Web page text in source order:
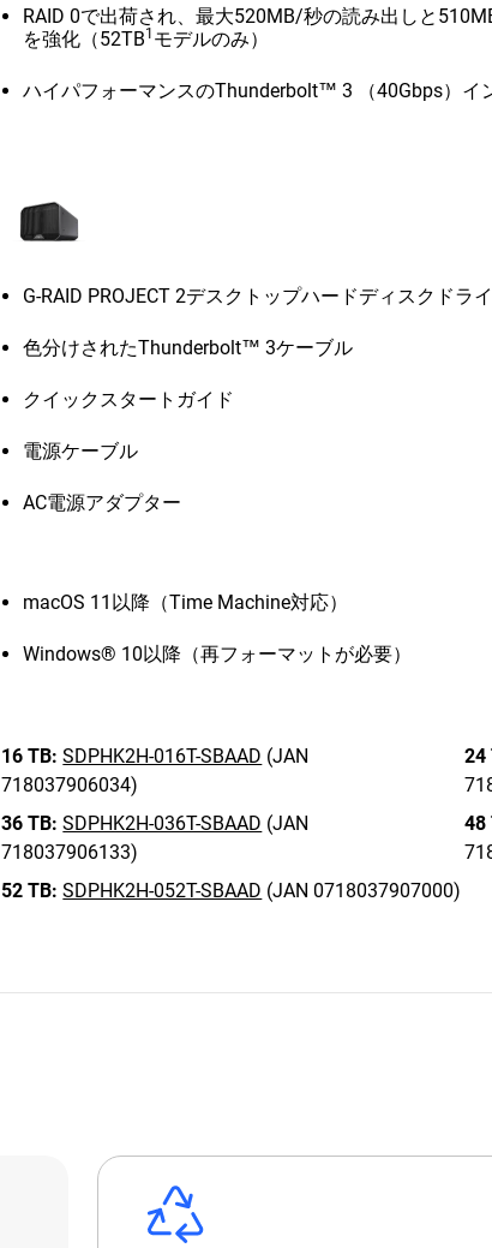
RAID 0で出荷され、最大520MB/秒の読み出しと
を強化（52TB1 モデルのみ）
ハイパフォーマンスのThunderbolt™ 3 （40Gbps）イ
G-RAID PROJECT 2デスクトップハードディスクドラ
色分けされたThunderbolt™ 3ケーブル
クイックスタートガイド
電源ケーブル
AC電源アダプター
macOS 11以降（Time Machine対応）
Windows® 10以降（再フォーマットが必要）
16 TB: SDPHK2H-016T-SBAAD (JAN
718037906034)
24
36 TB: SDPHK2H-036T-SBAAD (JAN
718037906133)
48
52 TB: SDPHK2H-052T-SBAAD (JAN 0718037907000)